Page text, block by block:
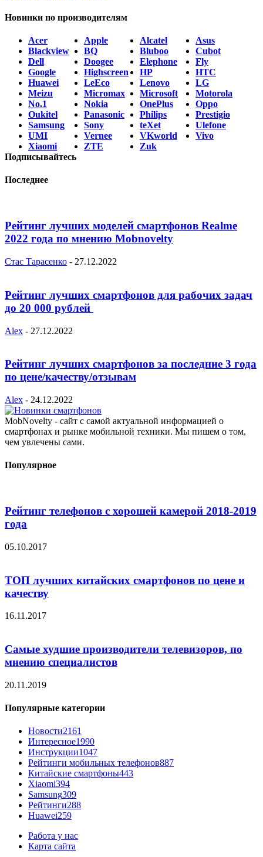
Новинки по производителям
Acer Apple Alcatel
Asus
Blackview
BQ Bluboo
Cubot
Dell
Doogee Elephone
Fly
Google
Highscreen HP
HTC
Huawei
LeEco Lenovo
LG
Meizu
Micromax Microsoft
Motorola
No.1
Nokia OnePlus
Oppo
Oukitel
Panasonic Philips
Prestigio
Samsung
Sony teXet
Ulefone
UMI
Vernee VKworld
Vivo
Xiaomi
ZTE
Zuk
Подписывайтесь
Последнее
Рейтинг лучших моделей смартфонов Realme
2022 года по мнению Mobnovelty
Стас Тарасенко - 27.12.2022
Рейтинг лучших смартфонов для рабочих задач
до 20 000 рублей
Alex - 27.12.2022
Рейтинг лучших смартфонов за последние 3 года
по цене/качеству/отзывам
Alex - 24.12.2022
MobNovelty - сайт с самой актуальной информацией о
смартфонах и рынке мобильной техники. Мы пишем о том,
чем увлечены сами.
Популярное
Рейтинг телефонов с хорошей камерой 2018-2019
года
05.10.2017
ТОП лучших китайских смартфонов по цене и
качеству
16.11.2017
Самые худшие производители телевизоров, по
мнению специалистов
20.11.2019
Популярные категории
Новости2161
Интересное1990
Инструкции1047
Рейтинги мобильных телефонов887
Китайские смартфоны443
Xiaomi394
Samsung309
Рейтинги288
Huawei259
Работа у нас
Карта сайта